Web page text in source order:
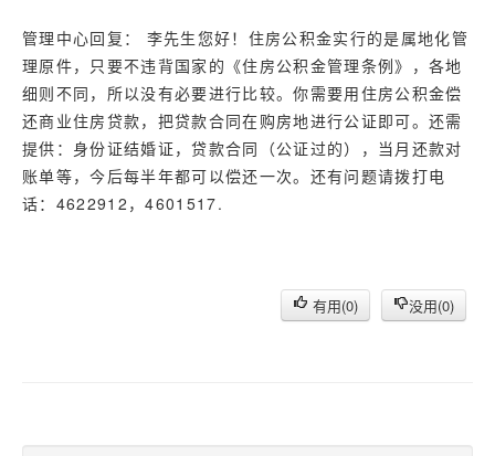
管理中心回复： 李先生您好！住房公积金实行的是属地化管
理原件，只要不违背国家的《住房公积金管理条例》，各地
细则不同，所以没有必要进行比较。你需要用住房公积金偿
还商业住房贷款，把贷款合同在购房地进行公证即可。还需
提供：身份证结婚证，贷款合同（公证过的），当月还款对
账单等，今后每半年都可以偿还一次。还有问题请拨打电
话：4622912，4601517.
有用(0) 没用(0)